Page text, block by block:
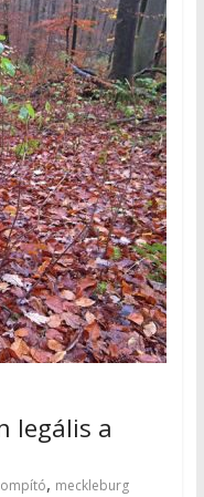
legális a
, meckleburg